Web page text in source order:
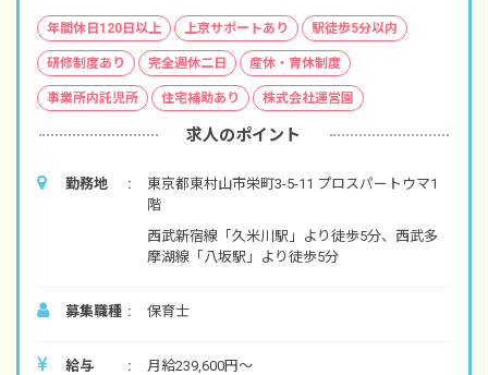
年間休日120日以上 上京サポートあり 駅徒歩5分以内
研修制度あり 完全週休二日 産休・育休制度
事業所内託児所 住宅補助あり 株式会社運営園
求人のポイント
勤務地
東京都東村山市栄町3-5-11 プロスパートウマ1
階
西武新宿線「久米川駅」より徒歩5分、西武多
摩湖線「八坂駅」より徒歩5分
募集職種 保育士
給与 月給239,600円～